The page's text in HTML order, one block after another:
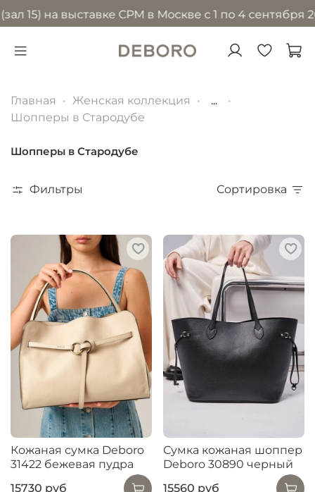
выставке CPM в Москве с 1 по 4 сентября 2026
Главная Женская коллекция
...
Шопперы в Стародубе
Шопперы в Стародубе
Фильтры Сортировка
Кожаная сумка Deboro
31422 бежевая пудра
15730 руб
Сумка кожаная шоппер
Deboro 30890 черный
15560 руб